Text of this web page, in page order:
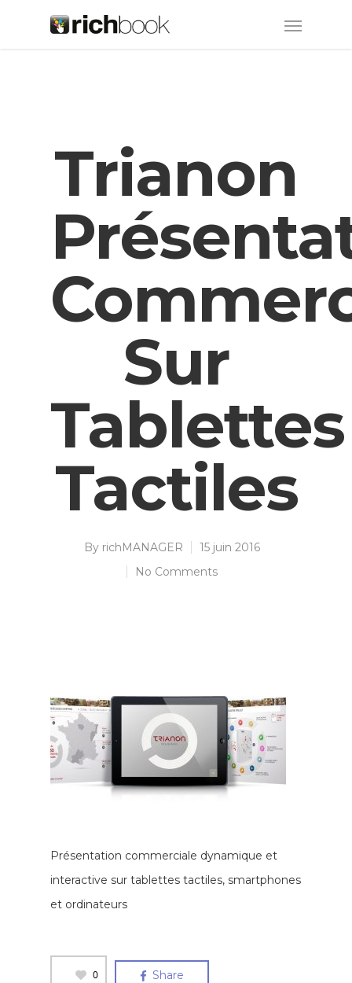
Trianon
Sur
Tablettes
Tactiles
By richMANAGER
15 juin 2016
No Comments
Présentation commerciale dynamique et
interactive sur tablettes tactiles, smartphones
et ordinateurs
0 Share